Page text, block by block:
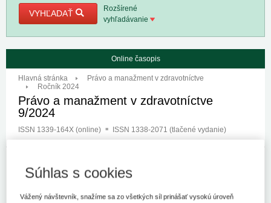
VYHĽADAŤ
Rozšírené
vyhľadávanie
Online časopis
Hlavná stránka
Právo a manažment v zdravotníctve
Ročník 2024
Právo a manažment v zdravotníctve
9/2024
ISSN 1339-164X (online) ISSN 1338-2071 (tlačené vydanie)
Súhlas s cookies
Vážený návštevník, snažíme sa zo všetkých síl prinášať vysokú úroveň